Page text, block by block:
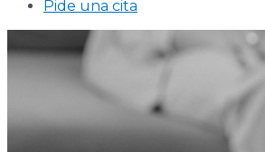
Pide una cita